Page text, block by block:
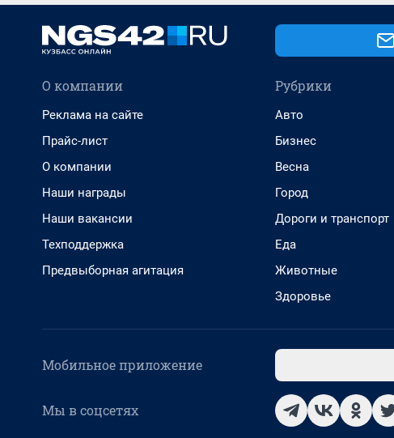
О компании
Реклама на сайте
Прайс-лист
О компании
Наши награды
Наши вакансии
Техподдержка
Предвыборная агитация
Рубрики
Авто
Бизнес
Весна
Город
Дороги и транспорт
Еда
Животные
Здоровье
Мобильное приложение
Мы в соцсетях